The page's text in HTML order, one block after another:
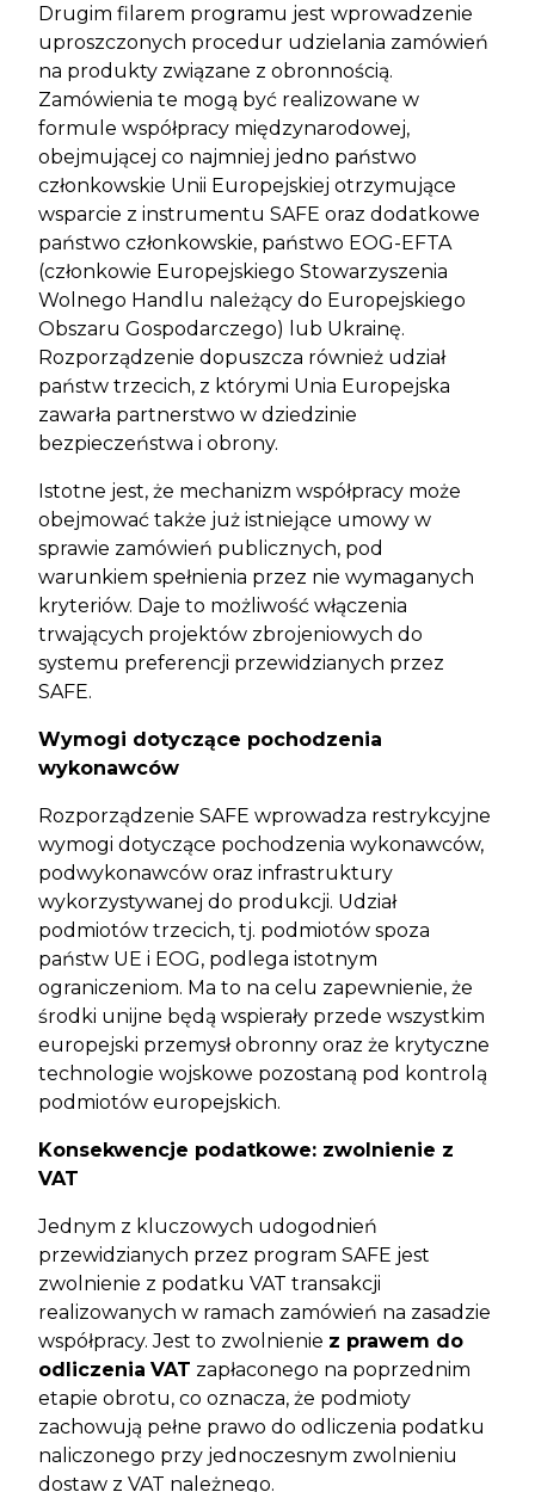
Drugim filarem programu jest wprowadzenie
uproszczonych procedur udzielania zamówień
na produkty związane z obronnością.
Zamówienia te mogą być realizowane w
formule współpracy międzynarodowej,
obejmującej co najmniej jedno państwo
członkowskie Unii Europejskiej otrzymujące
wsparcie z instrumentu SAFE oraz dodatkowe
państwo członkowskie, państwo EOG-EFTA
(członkowie Europejskiego Stowarzyszenia
Wolnego Handlu należący do Europejskiego
Obszaru Gospodarczego) lub Ukrainę.
Rozporządzenie dopuszcza również udział
państw trzecich, z którymi Unia Europejska
zawarła partnerstwo w dziedzinie
bezpieczeństwa i obrony.
Istotne jest, że mechanizm współpracy może
obejmować także już istniejące umowy w
sprawie zamówień publicznych, pod
warunkiem spełnienia przez nie wymaganych
kryteriów. Daje to możliwość włączenia
trwających projektów zbrojeniowych do
systemu preferencji przewidzianych przez
SAFE.
Wymogi dotyczące pochodzenia
wykonawców
Rozporządzenie SAFE wprowadza restrykcyjne
wymogi dotyczące pochodzenia wykonawców,
podwykonawców oraz infrastruktury
wykorzystywanej do produkcji. Udział
podmiotów trzecich, tj. podmiotów spoza
państw UE i EOG, podlega istotnym
ograniczeniom. Ma to na celu zapewnienie, że
środki unijne będą wspierały przede wszystkim
europejski przemysł obronny oraz że krytyczne
technologie wojskowe pozostaną pod kontrolą
podmiotów europejskich.
Konsekwencje podatkowe: zwolnienie z
VAT
Jednym z kluczowych udogodnień
przewidzianych przez program SAFE jest
zwolnienie z podatku VAT transakcji
realizowanych w ramach zamówień na zasadzie
współpracy. Jest to zwolnienie z prawem do
odliczenia VAT zapłaconego na poprzednim
etapie obrotu, co oznacza, że podmioty
zachowują pełne prawo do odliczenia podatku
naliczonego przy jednoczesnym zwolnieniu
dostaw z VAT należnego.